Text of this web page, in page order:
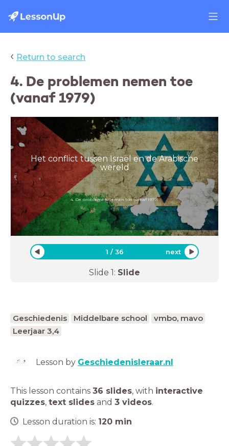
‹ Return to search
4. De problemen nemen toe
(vanaf 1979)
Het conflict tussen Israël en de Arabische
wereld
4. De problemen nemen toe (vanaf 1979)
1 /36 next
Slide 1: Slide
Geschiedenis Middelbare school
vmbo, mavo
Leerjaar 3,4
Lesson by Geschiedenisleraar.nl
This lesson contains 36 slides, with interactive
quizzes, text slides and 3 videos.
Lesson duration is: 120 min